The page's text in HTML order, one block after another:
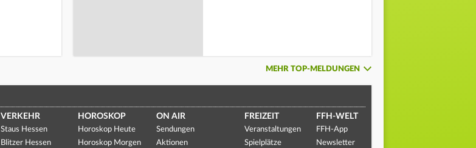
MEHR TOP-MELDUNGEN
VERKEHR
Staus Hessen
Blitzer Hessen
HOROSKOP
Horoskop Heute
Horoskop Morgen
ON AIR
Sendungen
Aktionen
FREIZEIT
Veranstaltungen
Spielplätze
FFH-WELT
FFH-App
Newsletter